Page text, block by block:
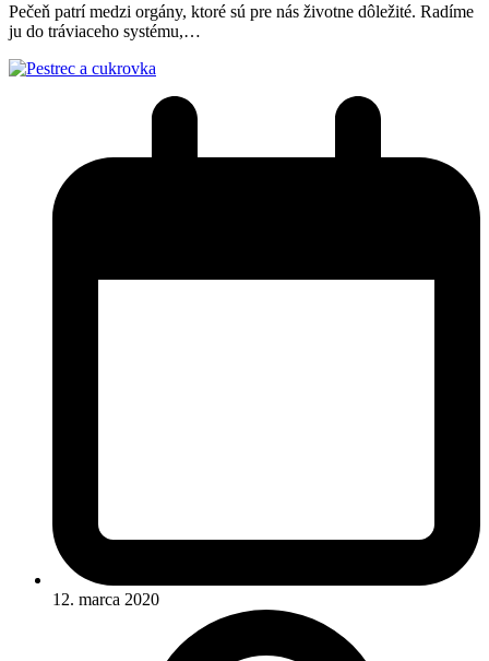
Pečeň patrí medzi orgány, ktoré sú pre nás životne dôležité. Radíme
ju do tráviaceho systému,…
12. marca 2020